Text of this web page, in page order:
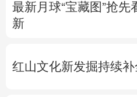
最新月球“宝藏图”抢先
新
红山文化新发掘持续